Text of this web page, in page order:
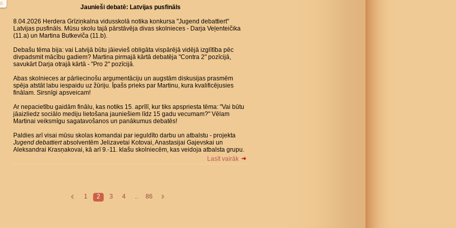
Jaunieši debatē: Latvijas pusfināls
8.04.2026 Herdera Grīziņkalna vidusskolā notika konkursa "Jugend debattiert"
Latvijas pusfināls. Mūsu skolu tajā pārstāvēja divas skolnieces - Darja Veļenteičika
(11.a) un Martina Butkeviča (11.b).
Debašu tēma bija: vai Latvijā būtu jāievieš obligāta vispārējā vidējā izglītība pēc
divpadsmit mācību gadiem? Martina pirmajā kārtā debatēja "Contra 2" pozīcijā,
savukārt Darja otrajā kārtā - "Pro 2" pozīcijā.
Abas skolnieces ar pārliecinošu argumentāciju un augstām diskusijas prasmēm
spēja atstāt labu iespaidu uz žūriju. Īpašs prieks par Martinu, kura kvalificējusies
finālam. Sirsnīgi apsveicam!
Ar nepacietību gaidām finālu, kas notiks 15. aprīlī, kur tiks apspriesta tēma: "Vai būtu
jāaizliedz sociālo mediju lietošana jauniešiem līdz 15 gadu vecumam?" Vēlam
Martinai veiksmīgu sagatavošanos un panākumus debatēs!
Paldies arī visai mūsu skolas komandai par ieguldīto darbu un atbalstu - projekta
Jugend debattiertabsolventēm Jelizavetai Kotovai, Anastasijai Gajevskai un
Aleksandrai Krasņakovai, kā arī 9.-11. klašu skolniecēm, kas veidoja atbalsta grupu.
Lasīt vairāk
1 2 3 4 .. 86